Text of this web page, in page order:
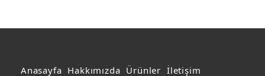
Anasayfa Hakkımızda Ürünler İletişim